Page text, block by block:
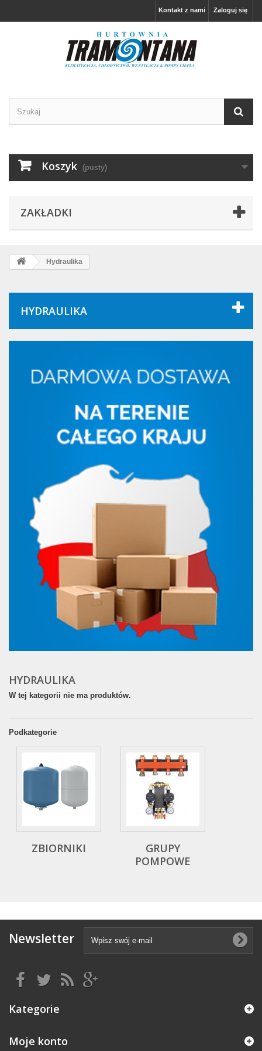
Zaloguj się
Kontakt z nami
Koszyk (pusty)
ZAKŁADKI
Hydraulika
HYDRAULIKA
HYDRAULIKA
W tej kategorii nie ma produktów.
Podkategorie
ZBIORNIKI
GRUPY
POMPOWE
Newsletter
Kategorie
Moje konto